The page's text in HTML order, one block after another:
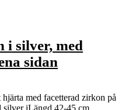
i silver, med
sidan
med facetterad zirkon på
silver iLängd 42-45 cm.